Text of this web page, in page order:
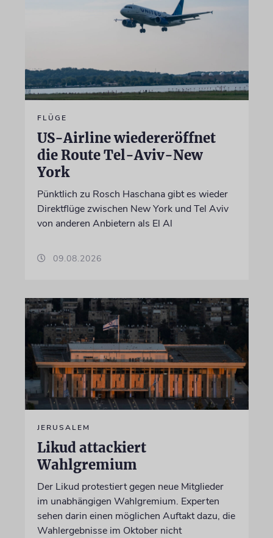
FLÜGE
US-Airline wiedereröffnet
die Route Tel-Aviv-New
York
Pünktlich zu Rosch Haschana gibt es wieder
Direktflüge zwischen New York und Tel Aviv
von anderen Anbietern als El Al
09.08.2026
JERUSALEM
Likud attackiert
Wahlgremium
Der Likud protestiert gegen neue Mitglieder
im unabhängigen Wahlgremium. Experten
sehen darin einen möglichen Auftakt dazu, die
Wahlergebnisse im Oktober nicht